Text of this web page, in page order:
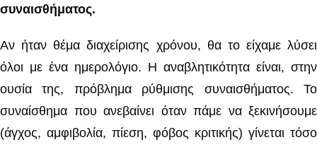
συναισθήματος.
Αν ήταν θέμα διαχείρισης χρόνου, θα το είχαμε λύσει
όλοι με ένα ημερολόγιο. Η αναβλητικότητα είναι, στην
ουσία της, πρόβλημα ρύθμισης συναισθήματος. Το
συναίσθημα που ανεβαίνει όταν πάμε να ξεκινήσουμε
(άγχος, αμφιβολία, πίεση, φόβος κριτικής) γίνεται τόσο